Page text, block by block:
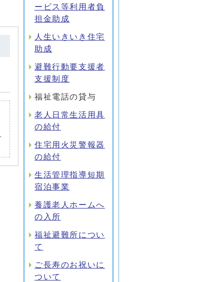
ービス等利用者負
担金助成
人生いきいき住宅
助成
避難行動要支援者
支援制度
福祉電話の貸与
老人日常生活用具
の給付
住宅用火災警報器
の給付
生活管理指導短期
宿泊事業
養護老人ホームへ
の入所
福祉避難所につい
て
ご長寿のお祝いに
ついて